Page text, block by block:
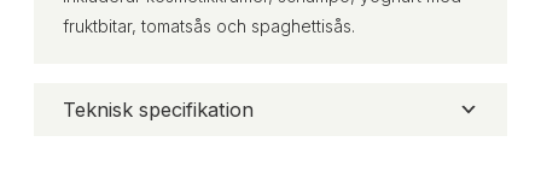
fruktbitar, tomatsås och spaghettisås.
Teknisk specifikation